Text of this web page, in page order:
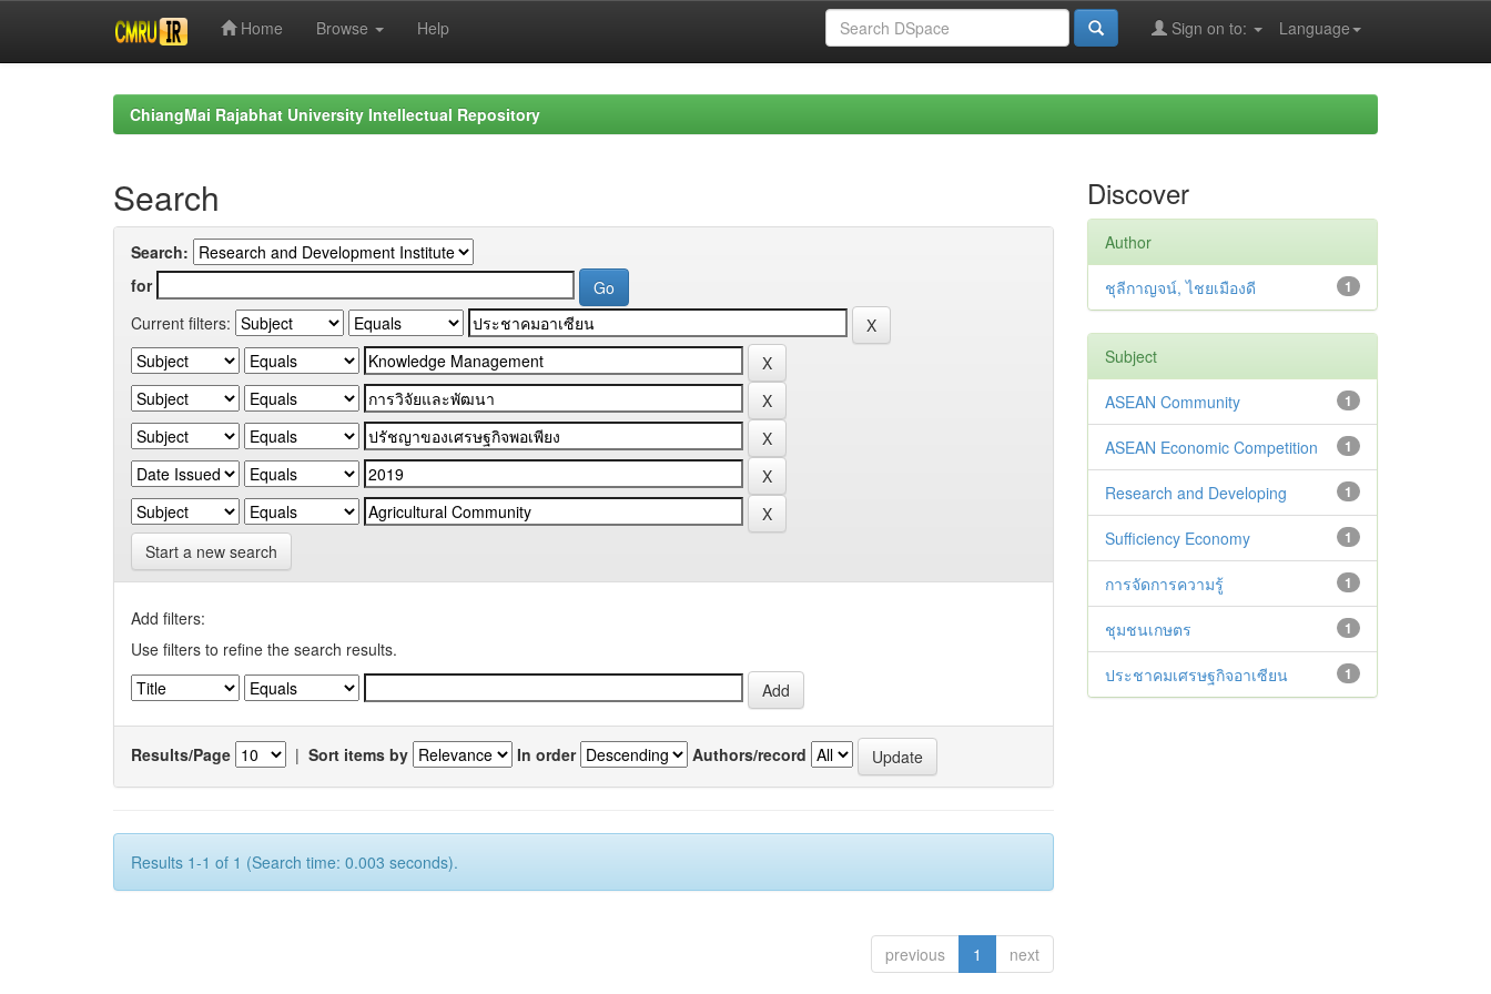
Home Browse Help Language
Sign on to:
ChiangMai Rajabhat University Intellectual Repository
Search
Search:
for
Current filters:
Start a new search
Add filters:
Use filters to refine the search results.
Results/Page | Sort items by In order Authors/record
Results 1-1 of 1 (Search time: 0.003 seconds).
previous 1 next
Discover
Author
1
ชุลีกาญจน์, ไชยเมืองดี
Subject
1
ASEAN Community
1
ASEAN Economic Competition
1
Research and Developing
1
Sufficiency Economy
1
การจัดการความรู้
1
ชุมชนเกษตร
1
ประชาคมเศรษฐกิจอาเซียน